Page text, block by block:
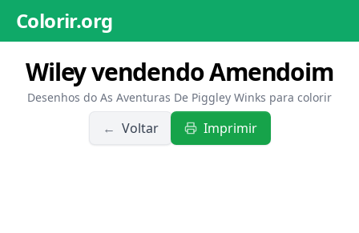
Colorir.org
Wiley vendendo Amendoim
Desenhos do As Aventuras De Piggley Winks para colorir
← Voltar Imprimir